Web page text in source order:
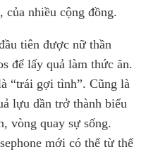
của nhiều cộng đồng.
tiên được nữ thần
để lấy quả làm thức ăn.
“trái gợi tình”. Cũng là
lựu dần trở thành biểu
vòng quay sự sống.
mới có thể từ thế